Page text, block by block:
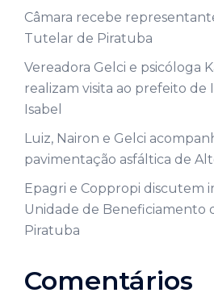
Câmara recebe
Tutelar de Piratuba
Vereadora Gelci e psicóloga
realizam visita ao prefeito de
Isabel
Luiz, Nairon e Gelci
pavimentação asfáltica de
Epagri e Coppropi discutem
Unidade de Beneficiamento
Piratuba
Comentários